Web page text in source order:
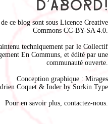
ce blog sont sous Licence Creative
Commons CC-BY-SA 4.0
techniquement par le Collectif
En Communs , et édité par une
communauté ouverte.
Conception graphique : Mirages
Coquet & Inder by Sorkin Type
Pour en savoir plus, contactez-nous